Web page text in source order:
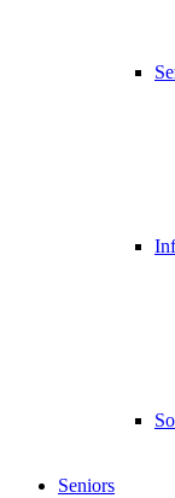
Seniors